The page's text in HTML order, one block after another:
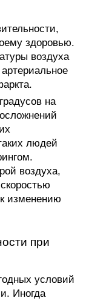
здоровью.
воздуха
на
людей
воздуха,
изменению
при
условий
Иногда